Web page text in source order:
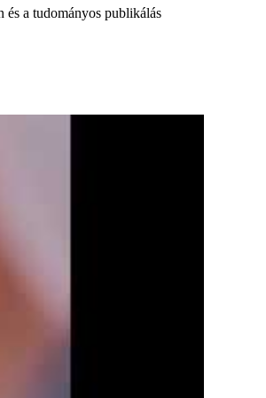
a tudományos publikálás